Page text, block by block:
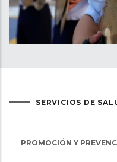
SERVICIOS DE
PROMOCIÓN Y